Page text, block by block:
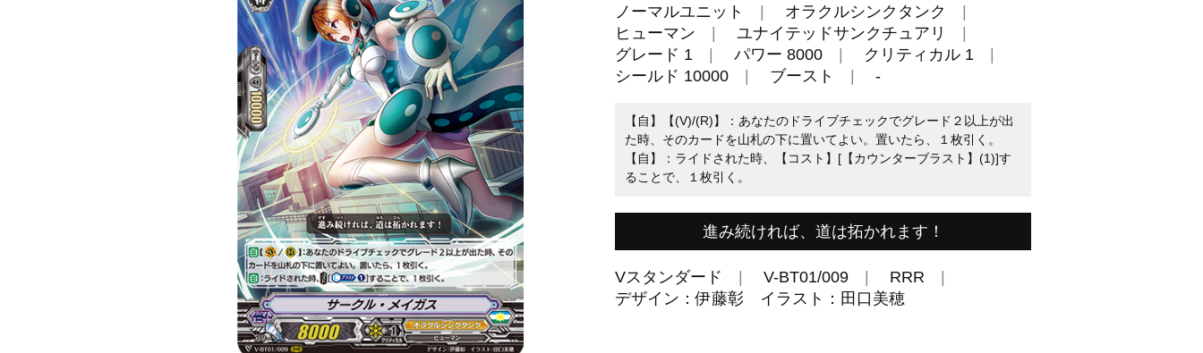
ノーマルユニット
オラクルシンクタンク
ヒューマン
ユナイテッドサンクチュアリ
グレード 1
パワー 8000
クリティカル 1
シールド 10000
ブースト -
【自】【(V)/(R)】：あなたのドライブチェックでグレード２以上が出
た時、そのカードを山札の下に置いてよい。置いたら、１枚引く。
【自】：ライドされた時、【コスト】[【カウンターブラスト】(1)]す
ることで、１枚引く。
進み続ければ、道は拓かれます！
Vスタンダード V-BT01/009
RRR
デザイン：伊藤彰 イラスト：田口美穂